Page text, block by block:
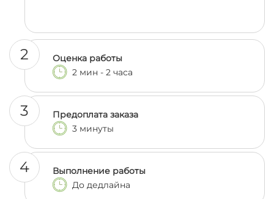
2
Оценка работы
2 мин - 2 часа
3
Предоплата заказа
3 минуты
4
Выполнение работы
До дедлайна